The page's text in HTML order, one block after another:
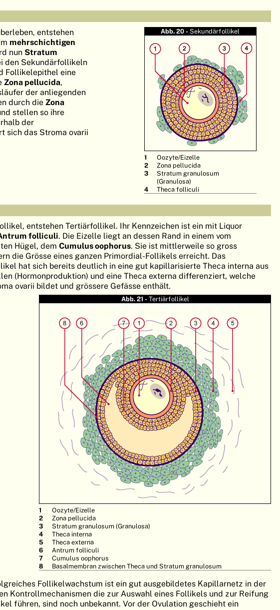
entstehen
mehrschichtigen
nun Stratum
den Sekundärfollikeln
Follikelepithel eine
Zona pellucida,
der anliegenden
durch die Zona
stellen so ihre
der
sich das Stroma ovarii
Abb. 20 - Sekundärfollikel
Oozyte/Eizelle
Zona pellucida
Stratum granulosum
(Granulosa)
Theca folliculi
entstehen Tertiärfollikel. Ihr Kennzeichen ist ein mit Liquor
folliculi. Die Eizelle liegt an dessen Rand in einem vom
Hügel, dem Cumulus oophorus. Sie ist mittlerweile so gross
die Grösse eines ganzen Primordial-Follikels erreicht. Das
hat sich bereits deutlich in eine gut kapillarisierte Theca interna aus
(Hormonproduktion) und eine Theca externa differenziert, welche
ovarii bildet und grössere Gefässe enthält.
Abb. 21 -Tertiärfollikel
Oozyte/Eizelle
Zona pellucida
Stratum granulosum (Granulosa)
Theca interna
Theca externa
Antrum folliculi
Cumulus oophorus
Basalmembran zwischen Theca und Stratum granulosum
Follikelwachstum ist ein gut ausgebildetes Kapillarnetz in der
Kontrollmechanismen die zur Auswahl eines Follikels und zur Reifung
führen, sind noch unbekannt. Vor der Ovulation geschieht ein